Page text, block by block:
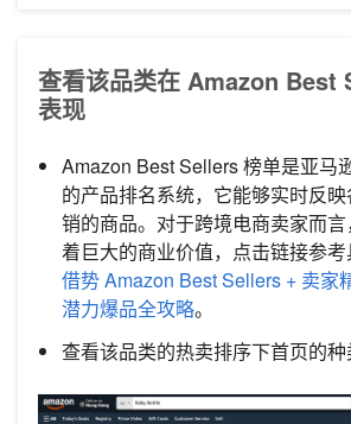
查看该品类在 Amazon Best
表现
Amazon Best Sellers 榜单是亚马
的产品排名系统，它能够实时反
销的商品。对于跨境电商卖家而
着巨大的商业价值，点击链接参考
借势 Amazon Best Sellers + 卖家
潜力爆品全攻略。
查看该品类的热卖排序下首页的种